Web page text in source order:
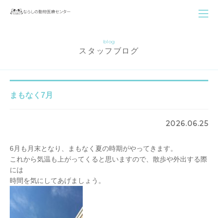
blog
スタッフブログ
まもなく7月
2026.06.25
6月も月末となり、まもなく夏の時期がやってきます。
これから気温も上がってくると思いますので、散歩や外出する際
には
時間を気にしてあげましょう。